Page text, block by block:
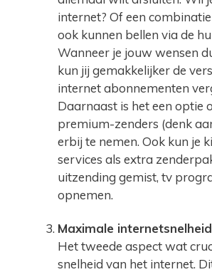
internet? Of een
ook kunnen bellen via de
Wanneer je jouw wensen
kun jij gemakkelijker de
internet abonnementen
Daarnaast is het een optie
premium-zenders (denk
erbij te nemen. Ook kun je
services als extra
uitzending gemist, tv
opnemen.
Maximale
Het tweede aspect wat
snelheid van het internet.